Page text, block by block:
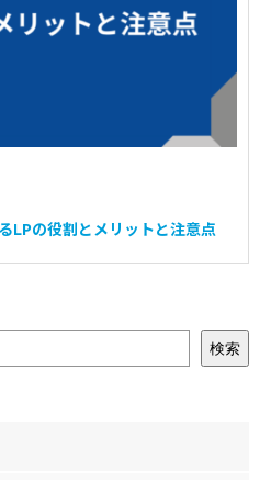
LPの役割とメリットと注意点
検索